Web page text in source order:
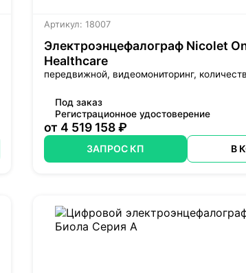
Артикул: 18007
Электроэнцефалограф Nicolet
Healthcare
передвижной, видеомониторинг,
Под заказ
Регистрационное удостоверение
от 4 519 158 ₽
ЗАПРОС КП В